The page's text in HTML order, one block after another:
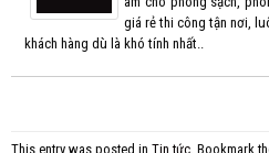
giá rẻ thi công tận nơi,
khách hàng dù là khó tính nhất..
This entry was posted in Tin tức. Bookmark